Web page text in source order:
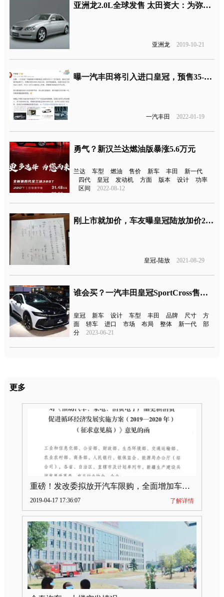
亚洲龙2.0L全球发售 太田资大：为弥补锐志和皇冠停产后部分销量
亚洲龙 2019-10-21
曝一汽丰田将引入进口皇冠，预售35-45万元
一汽丰田 2022-01-19
勇气？新汉兰达燃油版暴涨5.6万元
兰达 车型 燃油 售价 新车 丰田
新一代
四代
皇冠 发动机 方面 版本 设计
功率
区间
2022-08-12
刚上市就加价，车友曝皇冠陆放加价2万元订车
皇冠-陆放 2021-08-29
谁会买？一汽丰田皇冠SportCross售价公布
皇冠 新车 设计 车型 丰田 品牌 尺寸
方
面
轿车 进口 市场 布局 整体 新一代
部
分
2023-06-21
更多
重磅！发改委拟放开汽车限购，全面增加车牌指标
2019-04-17 17:36:07 了解详情